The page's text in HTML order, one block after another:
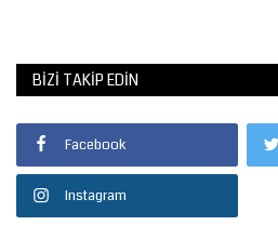
BIZI TAKIP EDIN
Facebook
Instagram